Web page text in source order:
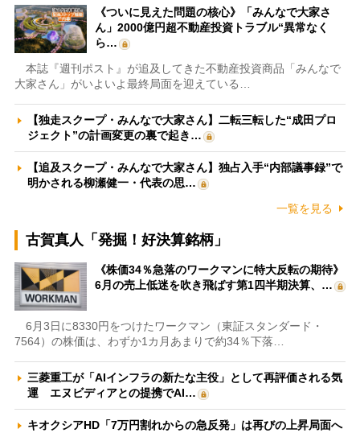
《ついに見えた問題の核心》「みんなで大家さ
ん」2000億円超不動産投資トラブル“異常なく
ら…
本誌『週刊ポスト』が追及してきた不動産投資商品「みんなで
大家さん」がいよいよ最終局面を迎えている…
【独走スクープ・みんなで大家さん】二転三転した“成田プロ
ジェクト”の計画変更の裏で起き…
【追及スクープ・みんなで大家さん】独占入手“内部議事録”で
明かされる柳瀬健一・代表の思…
一覧を見る
古賀真人「発掘！好決算銘柄」
《株価34％急落のワークマンに特大反転の期待》
6月の売上低迷を吹き飛ばす第1四半期決算、…
6月3日に8330円をつけたワークマン（東証スタンダード・
7564）の株価は、わずか1カ月あまりで約34％下落…
三菱重工が「AIインフラの新たな主役」として再評価される気
運 エヌビディアとの提携でAI…
キオクシアHD「7万円割れからの急反発」は再びの上昇局面へ